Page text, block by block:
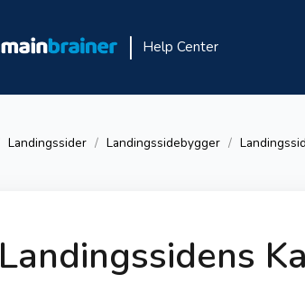
Help Center
Landingssider Landingssidebygger
Landingssidens